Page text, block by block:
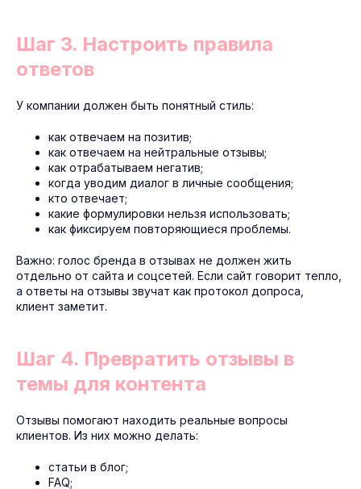
Шаг 3. Настроить правила
ответов
У компании должен быть понятный стиль:
как отвечаем на позитив;
как отвечаем на нейтральные отзывы;
как отрабатываем негатив;
когда уводим диалог в личные сообщения;
кто отвечает;
какие формулировки нельзя использовать;
как фиксируем повторяющиеся проблемы.
Важно: голос бренда в отзывах не должен жить
отдельно от сайта и соцсетей. Если сайт говорит тепло,
а ответы на отзывы звучат как протокол допроса,
клиент заметит.
Шаг 4. Превратить отзывы в
темы для контента
Отзывы помогают находить реальные вопросы
клиентов. Из них можно делать:
статьи в блог;
FAQ;